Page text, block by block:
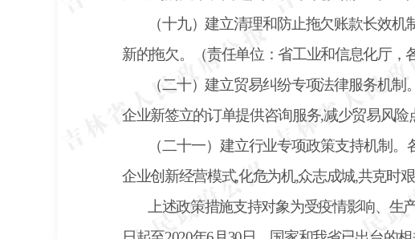
（十九）建立清理和防止拖欠账款长效
新的拖欠。（责任单位：省工业和信息化厅，
（二十）建立贸易纠纷专项法律服务机
企业新签立的订单提供咨询服务,减少贸易风
（二十一）建立行业专项政策支持机制
企业创新经营模式,化危为机,众志成城,共克时
上述政策措施支持对象为受疫情影响、生